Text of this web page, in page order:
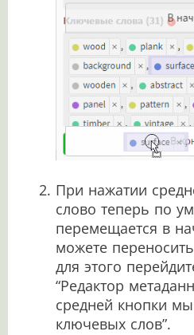
При нажатии
слово теперь по
перемещается в
можете
для этого
“Редактор
средней кнопки
ключевых слов”.